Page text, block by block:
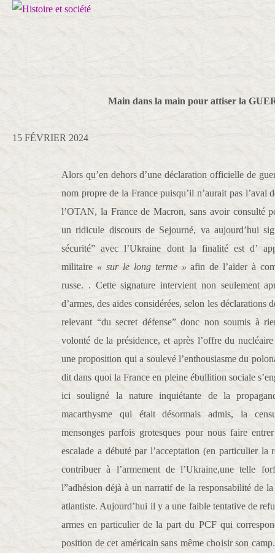
Main dans la main pour attiser la
15 FÉVRIER 2024
Alors qu’en dehors d’une déclaration officielle de
nom propre de la France puisqu’il n’aurait pas l’aval
l’OTAN, la France de Macron, sans avoir consulté
un ridicule discours de Sejourné, va aujourd’hui
sécurité” avec l’Ukraine dont la finalité est d’
militaire « sur le long terme » afin de l’aider à
russe. . Cette signature intervient non seulement
d’armes, des aides considérées, selon les déclarations
relevant “du secret défense” donc non soumis à
volonté de la présidence, et après l’offre du
une proposition qui a soulevé l’enthousiasme du
dit dans quoi la France en pleine ébullition sociale
ici souligné la nature inquiétante de la
macarthysme qui était désormais admis, la
mensonges parfois grotesques pour nous faire
escalade a débuté par l’acceptation (en particulier la
contribuer à l’armement de l’Ukraine,une telle
l”adhésion déjà à un narratif de la responsabilité de
atlantiste. Aujourd’hui il y a une faible tentative de
armes en particulier de la part du PCF qui
position de cet américain sans même choisir son